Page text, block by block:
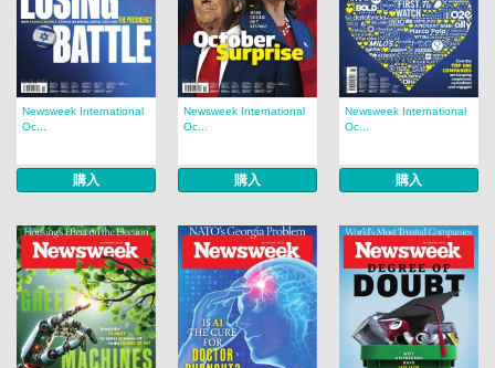
Newsweek International
Oc...
購入
Newsweek International
Oc...
購入
Newsweek International
Oc...
購入